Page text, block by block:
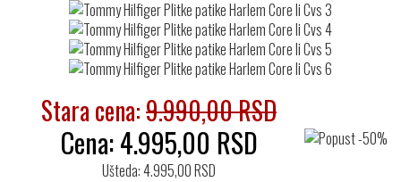
Stara cena:9.990,00 RSD
Cena:4.995,00 RSD
Ušteda: 4.995,00 RSD